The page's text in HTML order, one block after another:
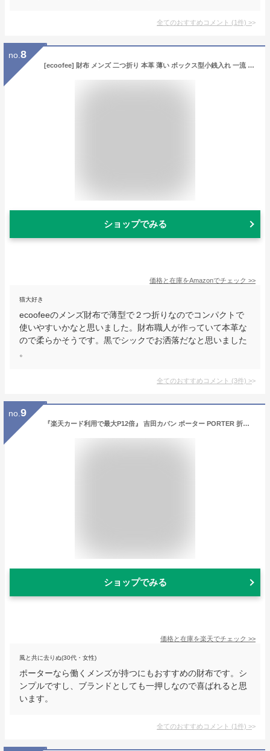
全てのおすすめコメント (1件) >
no. 8
[ecoofee] 財布 メンズ 二つ折り 本革 薄い ボックス型小銭入れ 一流 の 財布 職人 が 作る 二つ折り財布 サイフ コンパクト (Black)
ショップでみる
価格と在庫をAmazonでチェック >>
猫大好き
ecoofeeのメンズ財布で薄型で２つ折りなのでコンパクトで
使いやすいかなと思いました。財布職人が作っていて本革な
ので柔らかそうです。黒でシックでお洒落だなと思いました
。
全てのおすすめコメント (3件) >
no. 9
『楽天カード利用で最大P12倍』 吉田カバン ポーター PORTER 折財布 ミニ財布 【DRAWING/ドローイング】 650-08616 ブランド メンズ 男性用 サイフ 小銭入れあり あす楽 送料無料 プレゼント ギフト ラッピング無料 通販 一粒万倍日 吉日 父の日 敬老の日
ショップでみる
価格と在庫を楽天でチェック >>
風と共に去りぬ(30代・女性)
ポーターなら働くメンズが持つにもおすすめの財布です。シ
ンプルですし、ブランドとしても一押しなので喜ばれると思
います。
全てのおすすめコメント (1件) >